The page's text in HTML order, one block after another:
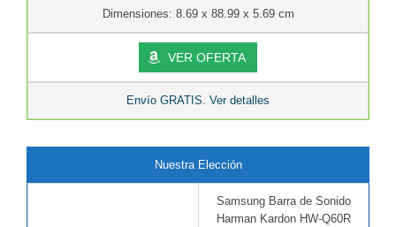
Dimensiones: 8.69 x 88.99 x 5.69 cm
VER OFERTA
Envío GRATIS. Ver detalles
Nuestra Elección
Samsung Barra de Sonido
Harman Kardon HW-Q60R